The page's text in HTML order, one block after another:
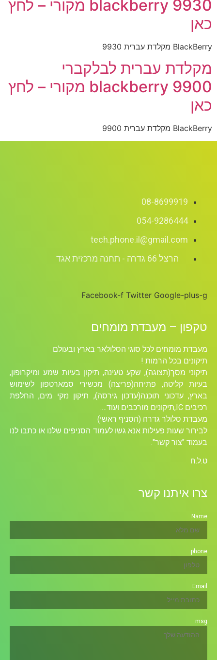
blackberry 9930 מקורי – לחץ
כאן
BlackBerry מקלדת עברית 9930
מקלדת עברית לבלקברי
blackberry 9900 מקורי – לחץ
כאן
BlackBerry מקלדת עברית 9900
08-8699919
054-9286444
tech.phone.il@gmail.com
הרצל 66 גדרה - תחנה מרכזית אגד
Facebook-f Twitter Google-plus-g
טקפון – מעבדת מומחים
מעבדת מומחים לכל סוגי הסלולאר בארץ ובעולם
תיקונים בכל הרמות !
תיקוני מסך(תצוגה), שקע טעינה, תיקון בעיות שמע ומיקרופון,
בעיות קליטה, פתיחה(פריצה) מכשירי סמארטפון לשימוש
בארץ, עדכוני תוכנה(עדכון גירסה), תיקון נזקי מים, החלפת
רכיבים ICׁ,תיקונים מורכבים ועוד….
מעבדת סלולר גדרה (הסניף ראשי)
לבירור שעות פעילות אנא גשו לעמוד הסניפים שלנו או כתבו לנו
בעמוד "צור קשר".
ט.ל.ח
צרו איתנו קשר
Name
phone
Email
msg